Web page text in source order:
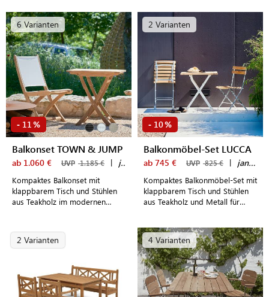
Teakholz
6 Varianten
- 11 %
Balkonset TOWN & JUMP
ab 1.060 € UVP 1.185 € | jankurtz
Kompaktes Balkonset mit
klappbarem Tisch und Stühlen
aus Teakholz im modernen
2 Varianten
- 10%
Balkonmöbel-Set LUCCA
ab 745 € UVP 825 € | jankurtz
Kompaktes Balkonmöbel-Set mit
klappbarem Tisch und Stühlen
aus Teakholz und Metall für
2 Varianten 4 Varianten